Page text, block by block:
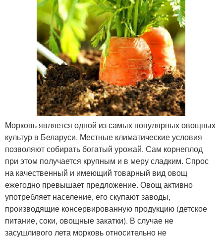
Морковь является одной из самых популярных овощных
культур в Беларуси. Местные климатические условия
позволяют собирать богатый урожай. Сам корнеплод
при этом получается крупным и в меру сладким. Спрос
на качественный и имеющий товарный вид овощ
ежегодно превышает предложение. Овощ активно
употребляет население, его скупают заводы,
производящие консервированную продукцию (детское
питание, соки, овощные закатки). В случае не
засушливого лета морковь относительно не